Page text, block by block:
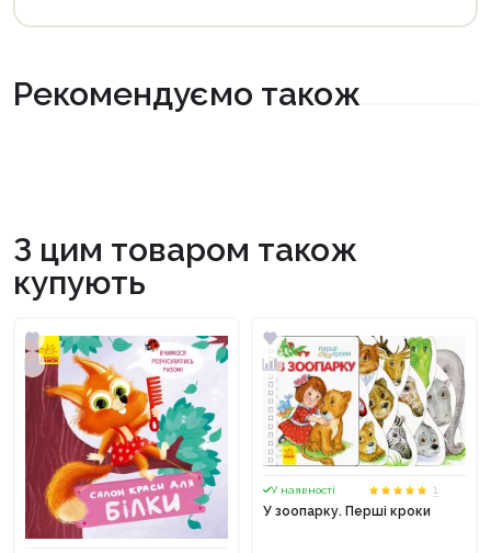
Рекомендуємо також
З цим товаром також
купують
У наявності
1
У зоопарку. Перші кроки